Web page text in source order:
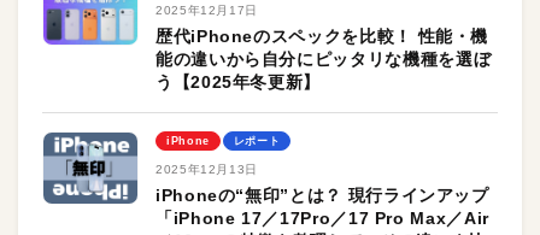
2025年12月17日
歴代iPhoneのスペックを比較！ 性能・機
能の違いから自分にピッタリな機種を選ぼ
う【2025年冬更新】
iPhone レポート
2025年12月13日
iPhoneの“無印”とは？ 現行ラインアップ
「iPhone 17／17Pro／17 Pro Max／Air